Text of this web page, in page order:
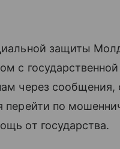
защиты
с
через
перейти по
от государства.